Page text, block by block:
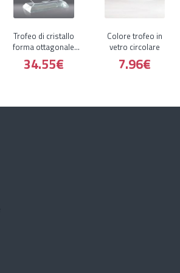
Trofeo di cristallo
forma ottagonale
colore base
rettangolare
34.55€
Colore trofeo in
vetro circolare
7.96€